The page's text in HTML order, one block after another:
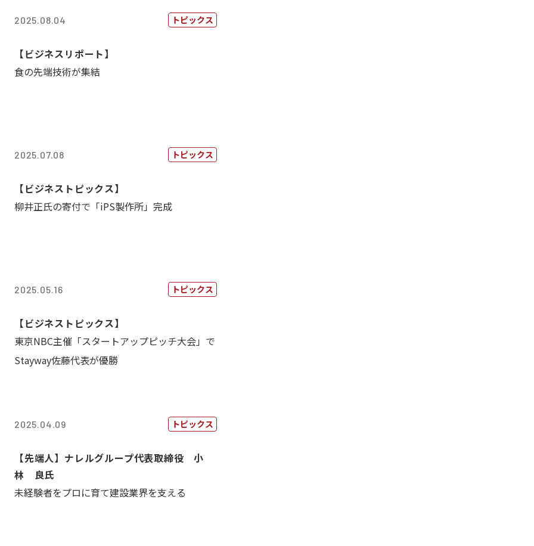
2025.08.04 トピックス
【ビジネスリポート】
食の先端技術が集結
2025.07.08 トピックス
【ビジネストピックス】
柳井正氏の寄付で「iPS製作所」完成
2025.05.16 トピックス
【ビジネストピックス】
東京NBC主催「スタートアップピッチ大会」で
Stayway佐藤代表が優勝
2025.04.09 トピックス
【先端人】ナレルグループ代表取締役 小
林 良氏
未経験者をプロに育て建設業界を支える